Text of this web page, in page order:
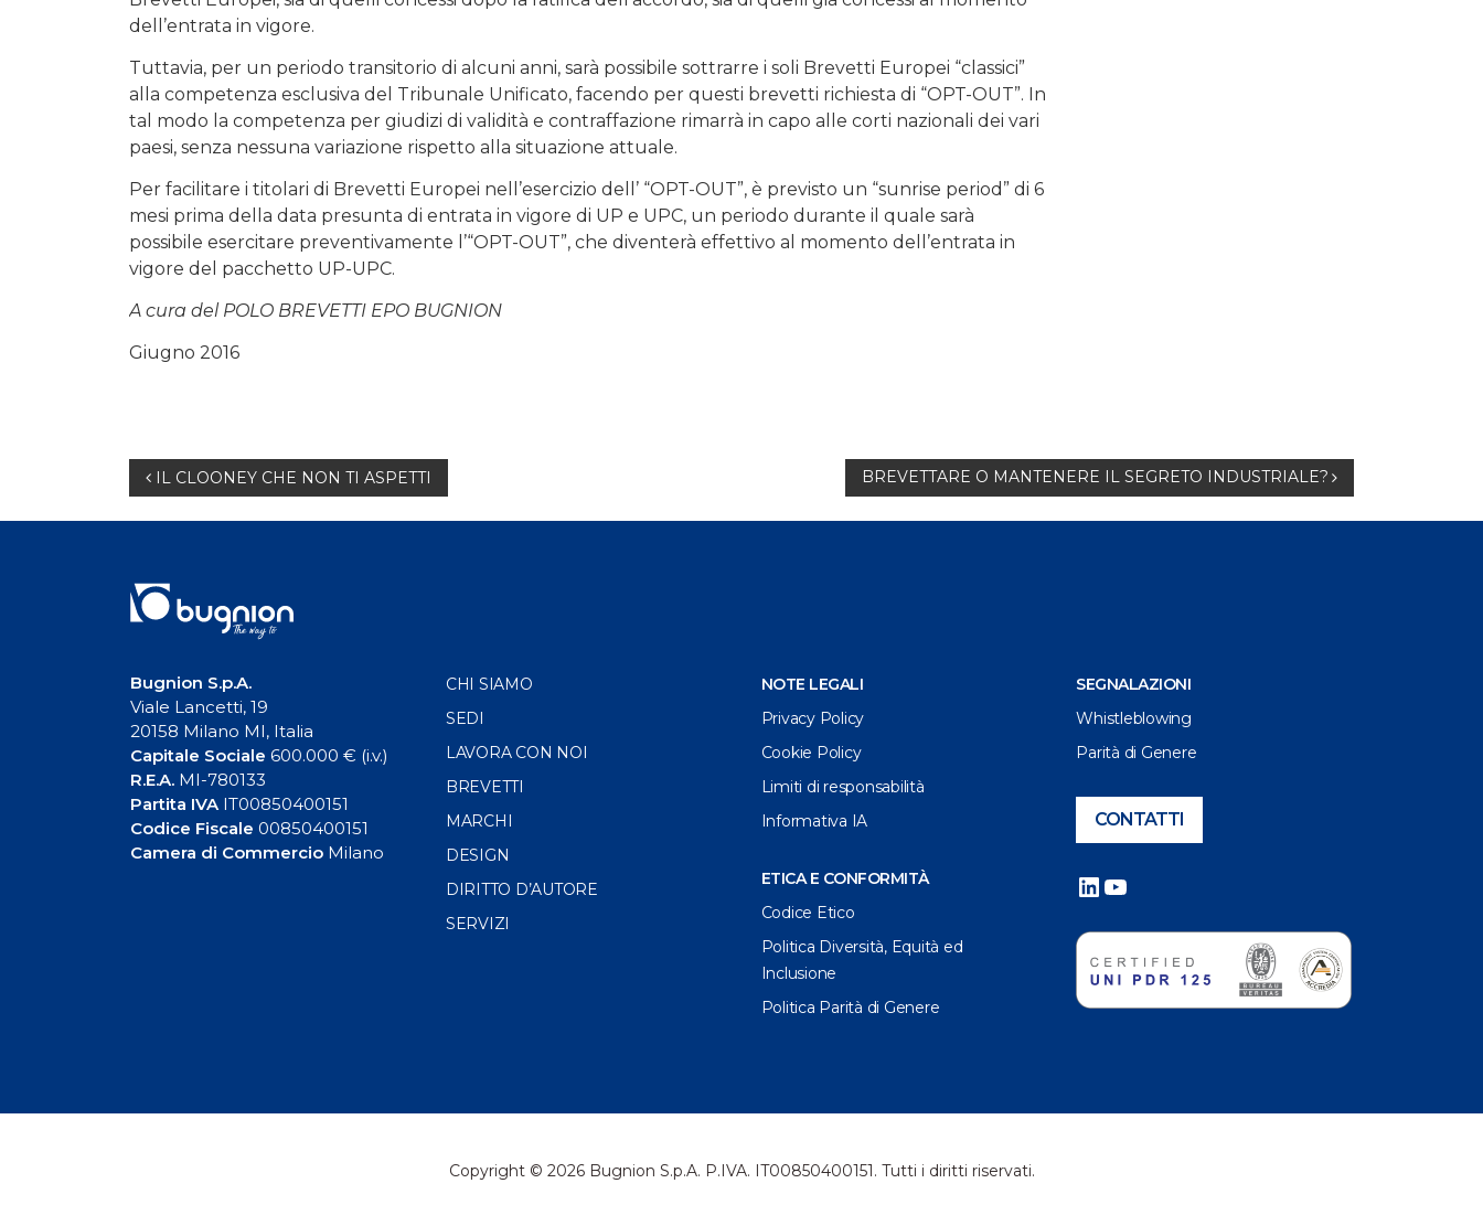
dell’entrata in vigore.
Tuttavia, per un periodo transitorio di alcuni anni, sarà possibile sottrarre i soli Brevetti Europei “classici”
alla competenza esclusiva del Tribunale Unificato, facendo per questi brevetti richiesta di “OPT-OUT”. In
tal modo la competenza per giudizi di validità e contraffazione rimarrà in capo alle corti nazionali dei vari
paesi, senza nessuna variazione rispetto alla situazione attuale.
Per facilitare i titolari di Brevetti Europei nell’esercizio dell’ “OPT-OUT”, è previsto un “sunrise period” di 6
mesi prima della data presunta di entrata in vigore di UP e UPC, un periodo durante il quale sarà
possibile esercitare preventivamente l’“OPT-OUT”, che diventerà effettivo al momento dell’entrata in
vigore del pacchetto UP-UPC.
A cura del POLO BREVETTI EPO BUGNION
Giugno 2016
Navigazione
articoli
IL CLOONEY CHE NON TI ASPETTI BREVETTARE O MANTENERE IL SEGRETO INDUSTRIALE?
Bugnion S.p.A.
Viale Lancetti, 19
20158 Milano MI, Italia
Capitale Sociale 600.000 € (i.v.)
R.E.A. MI-780133
Partita IVAIT00850400151
Codice Fiscale 00850400151
Camera di Commercio Milano
CHI SIAMO
SEDI
LAVORA CON NOI
BREVETTI
MARCHI
DESIGN
DIRITTO D’AUTORE
SERVIZI
NOTE LEGALI
Privacy Policy
Cookie Policy
Limiti di responsabilità
Informativa IA
ETICA E CONFORMITÀ
Codice Etico
Politica Diversità, Equità ed
Inclusione
Politica Parità di Genere
SEGNALAZIONI
Whistleblowing
Parità di Genere
CONTATTI
LinkedIn
YouTube
Copyright © 2026 Bugnion S.p.A. P.IVA. IT00850400151. Tutti i diritti riservati.